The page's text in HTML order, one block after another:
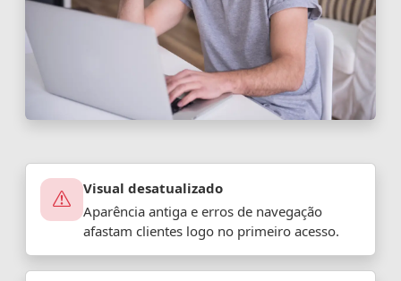
Visual desatualizado
Aparência antiga e erros de navegação
afastam clientes logo no primeiro acesso.